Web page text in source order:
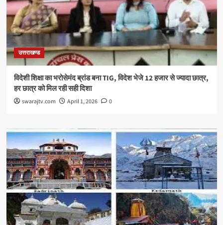
उत्तराखण्ड
विदेशी शिक्षा का भरोसेमंद ब्रांड बना TIG, विदेश भेजे 12 हजार से ज्यादा छात्र,
हर छात्र को मिल रही सही दिशा
swarajtv.com April 1, 2026 0